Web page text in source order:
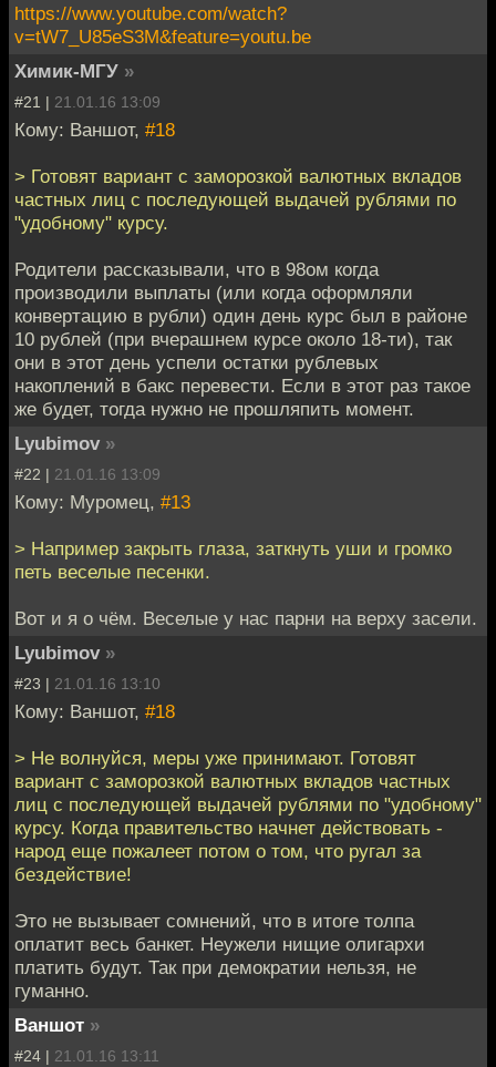
https://www.youtube.com/watch?
v=tW7_U85eS3M&feature=youtu.be
Химик-МГУ »
#21 | 21.01.16 13:09
Кому: Ваншот, #18
> Готовят вариант с заморозкой валютных вкладов
частных лиц с последующей выдачей рублями по
"удобному" курсу.
Родители рассказывали, что в 98ом когда
производили выплаты (или когда оформляли
конвертацию в рубли) один день курс был в районе
10 рублей (при вчерашнем курсе около 18-ти), так
они в этот день успели остатки рублевых
накоплений в бакс перевести. Если в этот раз такое
же будет, тогда нужно не прошляпить момент.
Lyubimov »
#22 | 21.01.16 13:09
Кому: Муромец, #13
> Например закрыть глаза, заткнуть уши и громко
петь веселые песенки.
Вот и я о чём. Веселые у нас парни на верху засели.
Lyubimov »
#23 | 21.01.16 13:10
Кому: Ваншот, #18
> Не волнуйся, меры уже принимают. Готовят
вариант с заморозкой валютных вкладов частных
лиц с последующей выдачей рублями по "удобному"
курсу. Когда правительство начнет действовать -
народ еще пожалеет потом о том, что ругал за
бездействие!
Это не вызывает сомнений, что в итоге толпа
оплатит весь банкет. Неужели нищие олигархи
платить будут. Так при демократии нельзя, не
гуманно.
Ваншот »
#24 | 21.01.16 13:11